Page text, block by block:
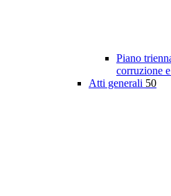
Piano
corruzione
Atti generali 50